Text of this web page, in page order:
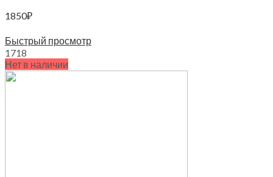
1850₽
Быстрый просмотр
1718
Нет в наличии